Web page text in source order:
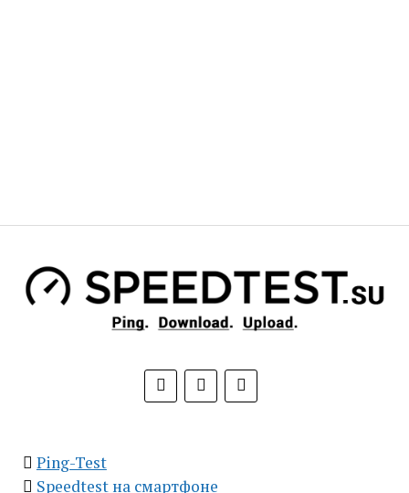
Ping-Test
Speedtest на смартфоне